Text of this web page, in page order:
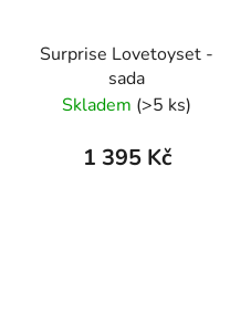
Surprise Lovetoyset -
sada
Skladem (>5 ks)
1 395 Kč